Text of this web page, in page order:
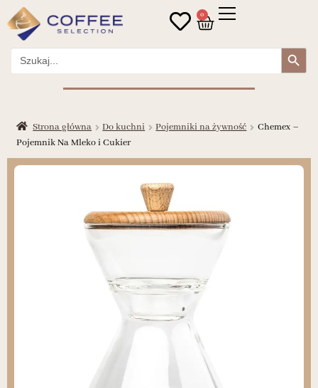
0
Search
for:
Search Button
Strona główna Do kuchni Pojemniki na żywność
Chemex –
Pojemnik Na Mleko i Cukier